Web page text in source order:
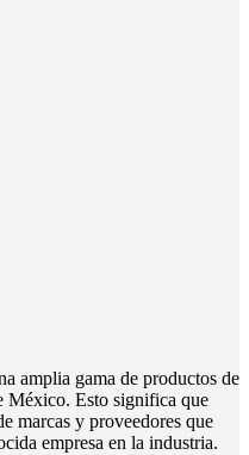
amplia gama de productos de
México. Esto significa que
marcas y proveedores que
empresa en la industria.